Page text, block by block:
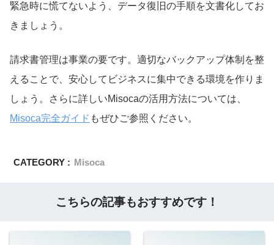
緊急時に慌てないよう、データ復旧の手順を文書化してお
きましょう。
請求書管理は事業の要です。適切なバックアップ体制を整
えることで、安心してビジネスに集中できる環境を作りま
しょう。さらに詳しいMisocaの活用方法については、
Misoca完全ガイド もぜひご参照ください。
CATEGORY : Misoca
こちらの記事もおすすめです！